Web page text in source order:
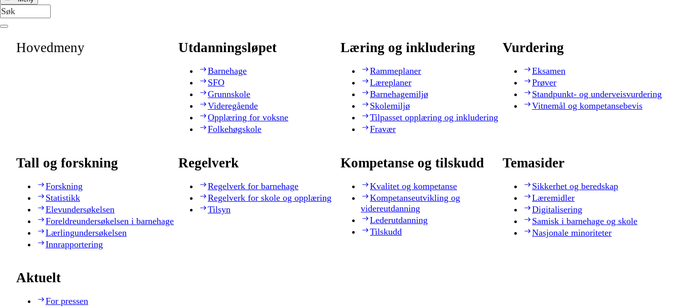
Hovedmeny Utdanningsløpet
Barnehage
SFO
Grunnskole
Videregående
Opplæring for voksne
Folkehøgskole
Læring og inkludering
Rammeplaner
Læreplaner
Barnehagemiljø
Skolemiljø
Tilpasset opplæring og inkludering
Fravær
Vurdering
Eksamen
Prøver
Standpunkt- og underveisvurdering
Vitnemål og kompetansebevis
Tall og forskning
Forskning
Statistikk
Elevundersøkelsen
Foreldreundersøkelsen i barnehage
Lærlingundersøkelsen
Innrapportering
Regelverk
Regelverk for barnehage
Regelverk for skole og opplæring
Tilsyn
Kompetanse og tilskudd
Kvalitet og kompetanse
Kompetanseutvikling og
videreutdanning
Lederutdanning
Tilskudd
Temasider
Sikkerhet og beredskap
Læremidler
Digitalisering
Samisk i barnehage og skole
Nasjonale minoriteter
Aktuelt
For pressen